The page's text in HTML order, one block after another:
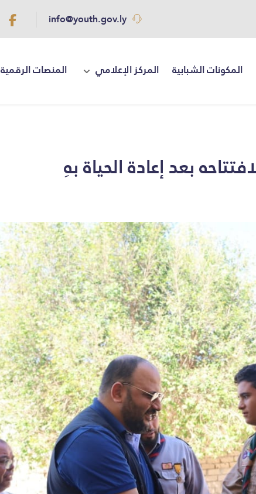
info@youth.gov.ly
المكونات الشبابية المركز الإعلامي المنصات الرقمية
بعد إعادة الحياة بهِ